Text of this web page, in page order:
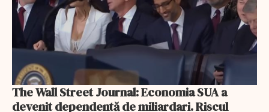
The Wall Street Journal: Economia SUA a
devenit dependentă de miliardari. Riscul